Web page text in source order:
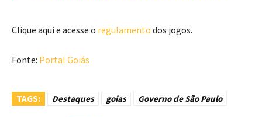
Clique aqui e acesse o regulamento dos jogos.
Fonte: Portal Goiás
TAGS: Destaques goias Governo de São Paulo